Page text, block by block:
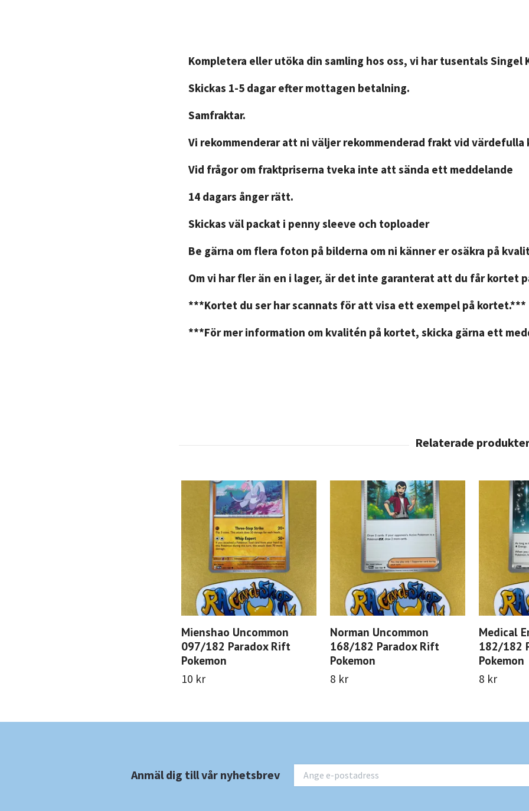
Kompletera eller utöka din samling hos oss, vi har tusentals Singel
Skickas 1-5 dagar efter mottagen betalning.
Samfraktar.
Vi rekommenderar att ni väljer rekommenderad frakt vid värdefulla
Vid frågor om fraktpriserna tveka inte att sända ett meddelande
14 dagars ånger rätt.
Skickas väl packat i penny sleeve och toploader
Be gärna om flera foton på bilderna om ni känner er osäkra på
Om vi har fler än en i lager, är det inte garanterat att du får kortet
***Kortet du ser har scannats för att visa ett exempel på kortet.***
***För mer information om kvalitén på kortet, skicka gärna ett
Mienshao Uncommon
097/182 Paradox Rift
Pokemon
10 kr
Norman Uncommon
168/182 Paradox Rift
Pokemon
8 kr
Medical
182/182
Pokemon
8 kr
Anmäl dig till vår nyhetsbrev